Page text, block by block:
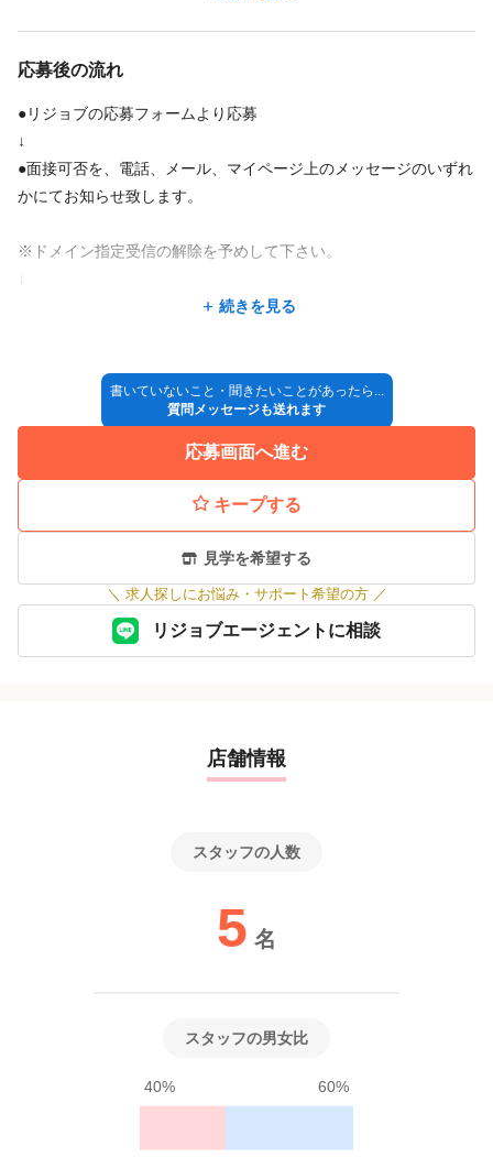
＊雇用保険・労災保険
＊社割、施術割
特徴
デビューまで2年以内 繁華街にある
ます！
応募後の流れ
●リジョブの応募フォームより応募
↓
●面接可否を、電話、メール、マイページ上のメッセージのいずれ
かにてお知らせ致します。
※ドメイン指定受信の解除を予めして下さい。
↓
※採用方法が変更となる場合もございますのでご了承ください。
続きを見る
書いていないこと・聞きたいことがあったら...
質問メッセージも送れます
応募画面へ進む
キープする
見学を希望する
＼ 求人探しにお悩み・サポート希望の方 ／
リジョブエージェントに相談
店舗情報
スタッフの人数
5 名
スタッフの男女比
40% 60%